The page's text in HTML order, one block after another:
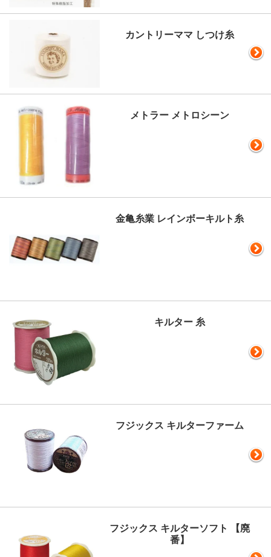
カントリーママ しつけ糸
メトラー メトロシーン
金亀糸業 レインボーキルト糸
キルター 糸
フジックス キルターファーム
フジックス キルターソフト 【廃
番】